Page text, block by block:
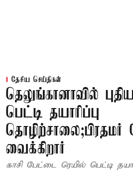
தேசிய செய்திகள்
தெலுங்கானாவில்
பெட்டி தயாரிப்பு
தொழிற்சாலை;பிரதமர்
வைக்கிறார்
காசி பேட்டை ரெயில் பெட்டி